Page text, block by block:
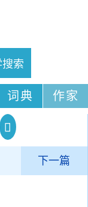
词典 作家
下一篇